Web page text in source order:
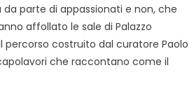
parte di appassionati e non, che
affollato le sale di Palazzo
percorso costruito dal curatore Paolo
che raccontano come il